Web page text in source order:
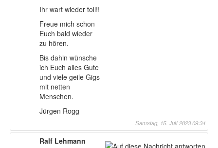
Ihr wart wieder toll!!
Freue mich schon
Euch bald wieder
zu hören.
Bis dahin wünsche
ich Euch alles Gute
und viele geile Gigs
mit netten
Menschen.
Jürgen Rogg
Samstag, 15. Juli 2023 09:34
Ralf Lehmann